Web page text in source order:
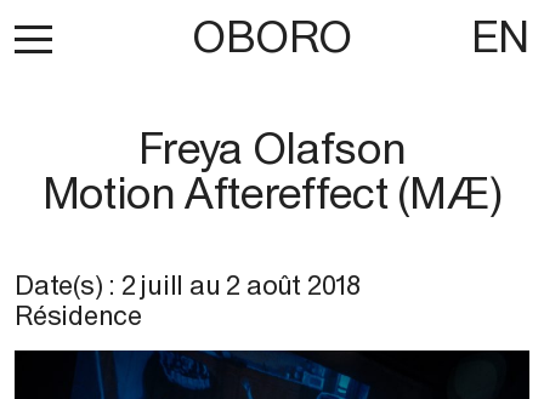
OBORO EN
Freya Olafson
Motion Aftereffect (MÆ)
Date(s) : 2 juill au 2 août 2018
Résidence